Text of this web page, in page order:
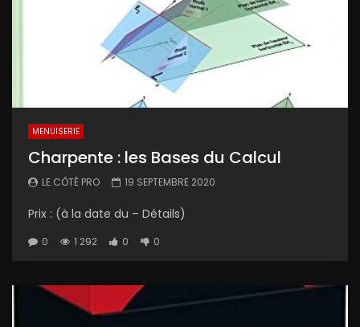
MENUISERIE
Charpente : les Bases du Calcul
LE CÔTÉ PRO 19 SEPTEMBRE 2020
Prix : (à la date du – Détails)
0 1 292 0 0